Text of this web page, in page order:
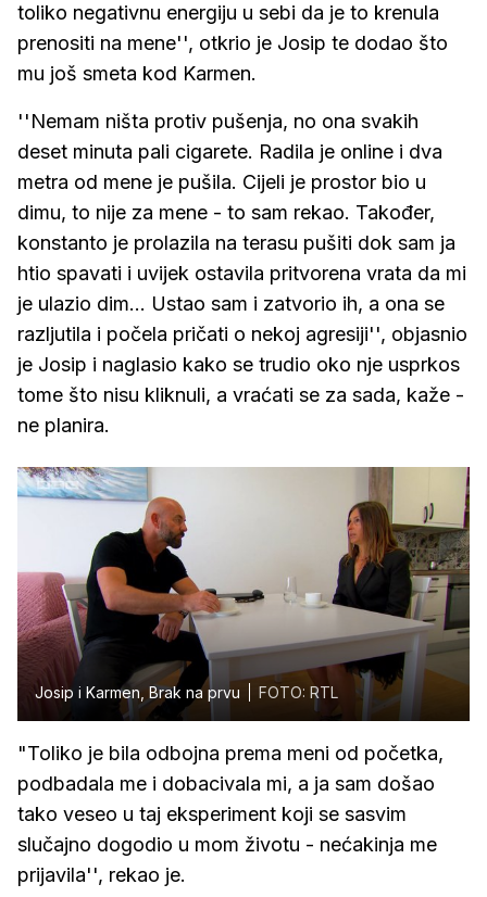
toliko negativnu energiju u sebi da je to krenula
prenositi na mene'', otkrio je Josip te dodao što
mu još smeta kod Karmen.
''Nemam ništa protiv pušenja, no ona svakih
deset minuta pali cigarete. Radila je online i dva
metra od mene je pušila. Cijeli je prostor bio u
dimu, to nije za mene - to sam rekao. Također,
konstanto je prolazila na terasu pušiti dok sam ja
htio spavati i uvijek ostavila pritvorena vrata da mi
je ulazio dim... Ustao sam i zatvorio ih, a ona se
razljutila i počela pričati o nekoj agresiji'', objasnio
je Josip i naglasio kako se trudio oko nje usprkos
tome što nisu kliknuli, a vraćati se za sada, kaže -
ne planira.
Josip i Karmen, Brak na prvu FOTO: RTL
"Toliko je bila odbojna prema meni od početka,
podbadala me i dobacivala mi, a ja sam došao
tako veseo u taj eksperiment koji se sasvim
slučajno dogodio u mom životu - nećakinja me
prijavila'', rekao je.